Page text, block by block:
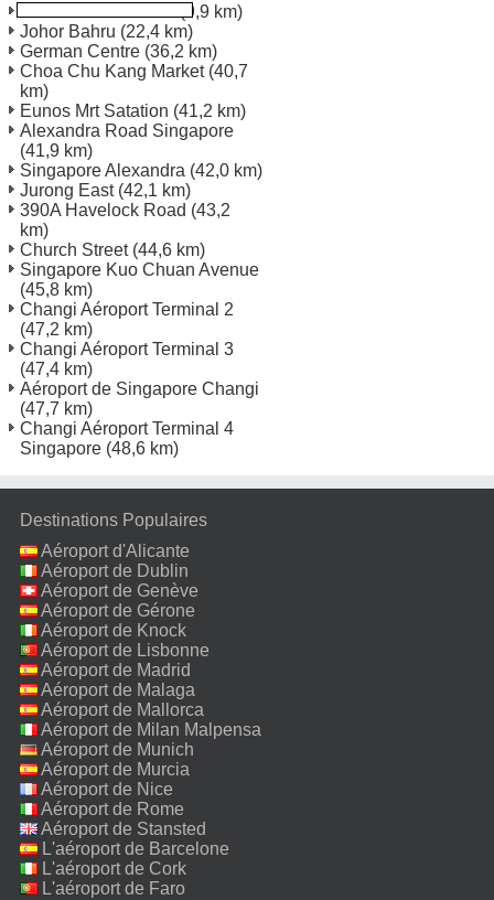
(9,9 km)
Johor Bahru (22,4 km)
German Centre (36,2 km)
Choa Chu Kang Market(40,7
km)
Eunos Mrt Satation (41,2 km)
Alexandra Road Singapore
(41,9 km)
Singapore Alexandra (42,0 km)
Jurong East(42,1 km)
390A Havelock Road (43,2
km)
Church Street(44,6 km)
Singapore Kuo Chuan Avenue
(45,8 km)
Changi Aéroport Terminal 2
(47,2 km)
Changi Aéroport Terminal 3
(47,4 km)
Aéroport de Singapore Changi
(47,7 km)
Changi Aéroport Terminal 4
Singapore (48,6 km)
Destinations Populaires
Aéroport d'Alicante
Aéroport de Dublin
Aéroport de Genève
Aéroport de Gérone
Aéroport de Knock
Aéroport de Lisbonne
Aéroport de Madrid
Aéroport de Malaga
Aéroport de Mallorca
Aéroport de Milan Malpensa
Aéroport de Munich
Aéroport de Murcia
Aéroport de Nice
Aéroport de Rome
Fiumicino
Aéroport de Stansted
L'aéroport de Barcelone
L'aéroport de Cork
L'aéroport de Faro